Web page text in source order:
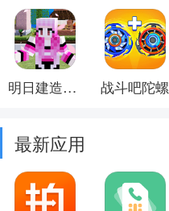
明日建造大师 战斗吧陀螺
最新应用